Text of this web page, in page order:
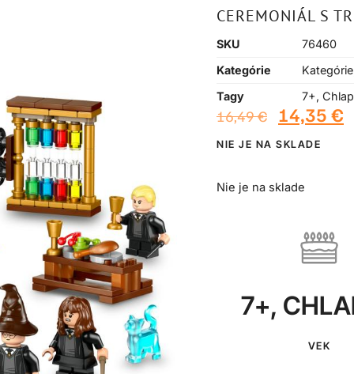
CEREMONIÁL S
SKU
76460
Kategórie
Kategórie
Tagy
7+,
16,49€ 14,35 €
NIE JE NA SKLADE
Nie je na sklade
7+,
VEK